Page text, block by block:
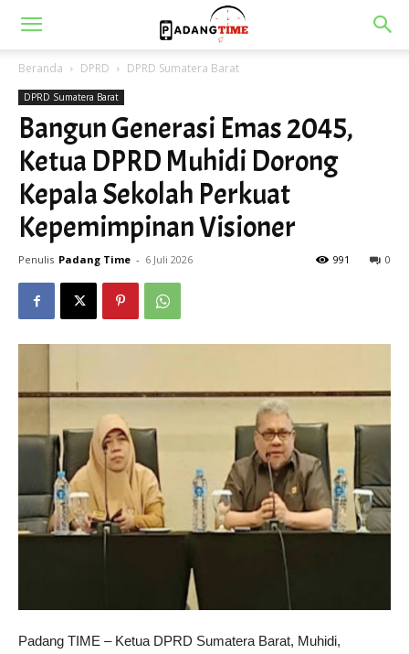
Beranda DPRD DPRD Sumatera Barat
DPRD Sumatera Barat
Bangun Generasi Emas 2045,
Ketua DPRD Muhidi Dorong
Kepala Sekolah Perkuat
Kepemimpinan Visioner
Penulis Padang Time - 6 Juli 2026 0
991
Padang TIME – Ketua DPRD Sumatera Barat, Muhidi,